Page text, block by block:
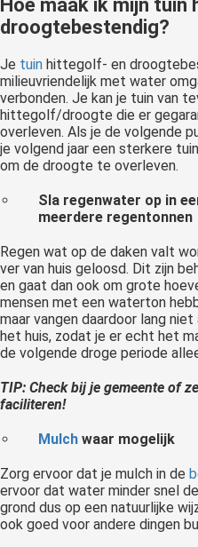
Hoe maak ik mijn
droogtebestendig?
Je tuin hittegolf- en
milieuvriendelijk met water
verbonden. Je kan je tuin van
hittegolf/droogte die er
overleven. Als je de volgende
je volgend jaar een sterkere
om de droogte te overleven.
Sla regenwater op in
meerdere regentonnen
Regen wat op de daken valt
ver van huis geloosd. Dit zijn
en gaat dan ook om grote
mensen met een waterton
maar vangen daardoor lang
het huis, zodat je er echt het
de volgende droge periode
TIP: Check bij je gemeente of
faciliteren!
Mulch waar mogelijk
Zorg ervoor dat je mulch in de
ervoor dat water minder snel
grond dus op een natuurlijke
ook goed voor andere dingen